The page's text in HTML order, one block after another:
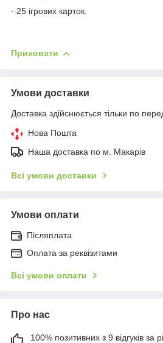
- 25 ігрових карток.
Приховати
Умови доставки
Доставка здійснюється тільки по
Нова Пошта
Наша доставка по м. Макарів
Всі умови доставки
Умови оплати
Післяплата
Оплата за реквізитами
Всі умови оплати
Про нас
100% позитивних з 9 відгуків за